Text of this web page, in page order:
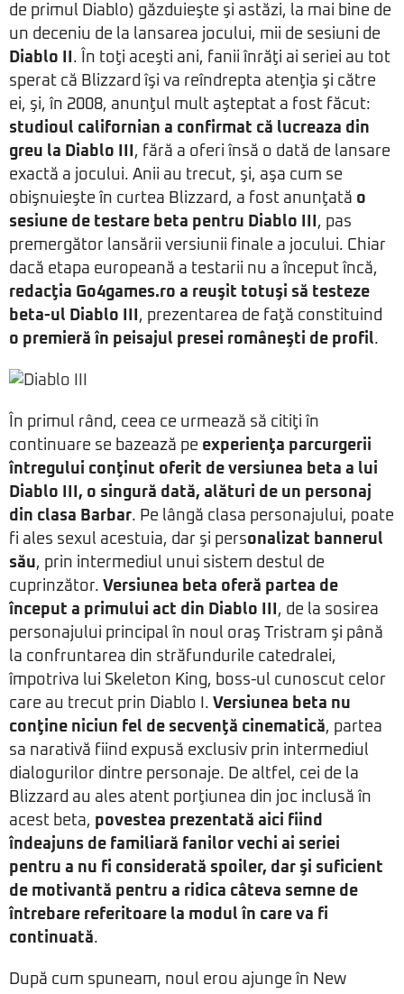
de primul Diablo) găzduieşte şi astăzi, la mai bine de
un deceniu de la lansarea jocului, mii de sesiuni de
Diablo II . În toţi aceşti ani, fanii înrăţi ai seriei au tot
sperat că Blizzard îşi va reîndrepta atenţia şi către
ei, şi, în 2008, anunţul mult aşteptat a fost făcut:
studioul californian a confirmat că lucreaza din
greu la Diablo III , fără a oferi însă o dată de lansare
exactă a jocului. Anii au trecut, şi, aşa cum se
obişnuieşte în curtea Blizzard, a fost anunţată o
sesiune de testare beta pentru Diablo III , pas
premergător lansării versiunii finale a jocului. Chiar
dacă etapa europeană a testarii nu a început încă,
redacţia Go4games.ro a reuşit totuşi să testeze
beta-ul Diablo III , prezentarea de faţă constituind
o premieră în peisajul presei româneşti de profil.
În primul rând, ceea ce urmează să citiţi în
continuare se bazează pe experienţa parcurgerii
întregului conţinut oferit de versiunea beta a lui
Diablo III, o singură dată, alături de un personaj
din clasa Barbar. Pe lângă clasa personajului, poate
fi ales sexul acestuia, dar şi personalizat bannerul
său, prin intermediul unui sistem destul de
cuprinzător. Versiunea beta oferă partea de
început a primului act din Diablo III , de la sosirea
personajului principal în noul oraş Tristram şi până
la confruntarea din străfundurile catedralei,
împotriva lui Skeleton King, boss-ul cunoscut celor
care au trecut prin Diablo I. Versiunea beta nu
conţine niciun fel de secvenţă cinematică, partea
sa narativă fiind expusă exclusiv prin intermediul
dialogurilor dintre personaje. De altfel, cei de la
Blizzard au ales atent porţiunea din joc inclusă în
acest beta, povestea prezentată aici fiind
îndeajuns de familiară fanilor vechi ai seriei
pentru a nu fi considerată spoiler, dar şi suficient
de motivantă pentru a ridica câteva semne de
întrebare referitoare la modul în care va fi
continuată.
După cum spuneam, noul erou ajunge în New